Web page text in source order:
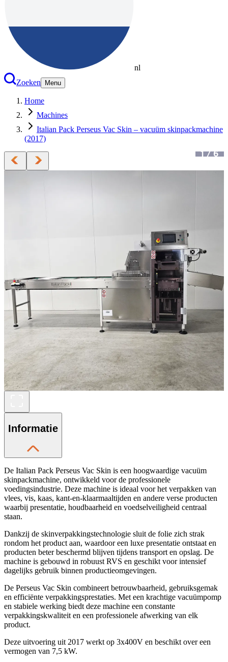
nl
Zoeken
Menu
Home
Machines
Italian Pack Perseus Vac Skin – vacuüm skinpackmachine
(2017)
1/6
Informatie
De Italian Pack Perseus Vac Skin is een hoogwaardige vacuüm
skinpackmachine, ontwikkeld voor de professionele
voedingsindustrie. Deze machine is ideaal voor het verpakken van
vlees, vis, kaas, kant-en-klaarmaaltijden en andere verse producten
waarbij presentatie, houdbaarheid en voedselveiligheid centraal
staan.
Dankzij de skinverpakkingstechnologie sluit de folie zich strak
rondom het product aan, waardoor een luxe presentatie ontstaat en
producten beter beschermd blijven tijdens transport en opslag. De
machine is gebouwd in robuust RVS en geschikt voor intensief
dagelijks gebruik binnen productieomgevingen.
De Perseus Vac Skin combineert betrouwbaarheid, gebruiksgemak
en efficiënte verpakkingsprestaties. Met een krachtige vacuümpomp
en stabiele werking biedt deze machine een constante
verpakkingskwaliteit en een professionele afwerking van elk
product.
Deze uitvoering uit 2017 werkt op 3x400V en beschikt over een
vermogen van 7,5 kW.